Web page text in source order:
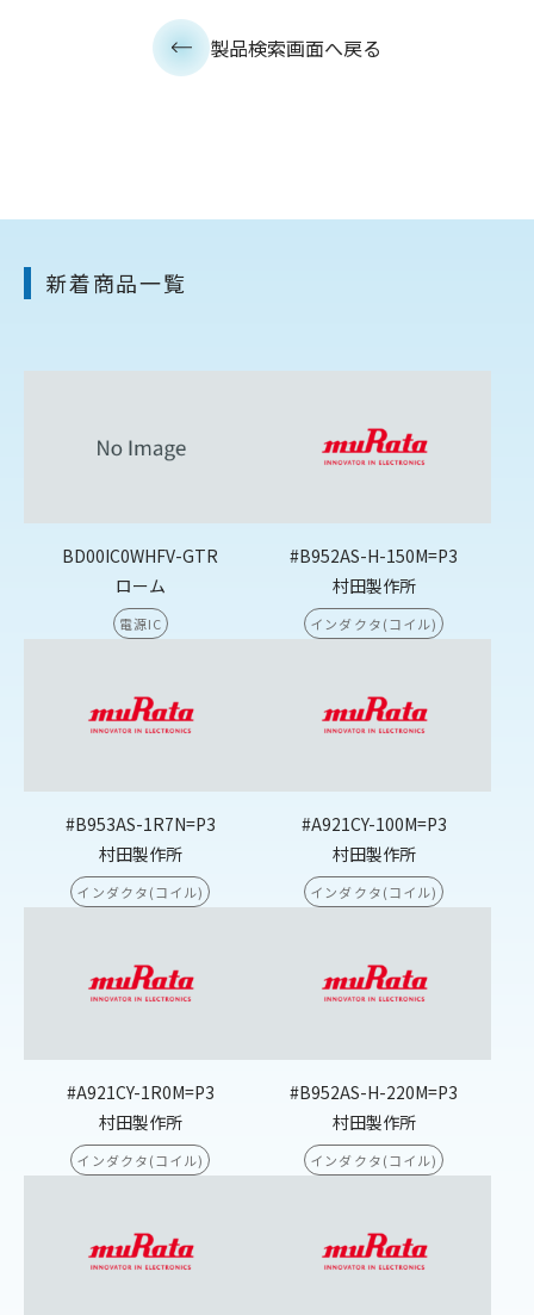
製品検索画面へ戻る
新着商品一覧
BD00IC0WHFV-GTR
ローム
電源IC
#B952AS-H-150M=P3
村田製作所
インダクタ(コイル)
#B953AS-1R7N=P3
村田製作所
インダクタ(コイル)
#A921CY-100M=P3
村田製作所
インダクタ(コイル)
#A921CY-1R0M=P3
村田製作所
インダクタ(コイル)
#B952AS-H-220M=P3
村田製作所
インダクタ(コイル)